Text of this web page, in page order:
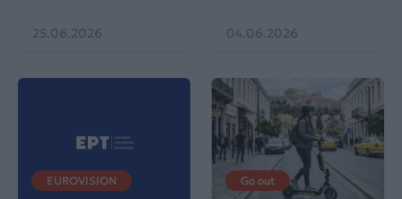
25.06.2026 04.06.2026
EUROVISION Go out